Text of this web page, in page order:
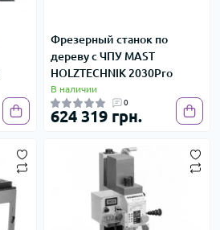
Фрезерный станок по
дереву с ЧПУ MAST
HOLZTECHNIK 2030Pro
В наличии
0
624 319 грн.